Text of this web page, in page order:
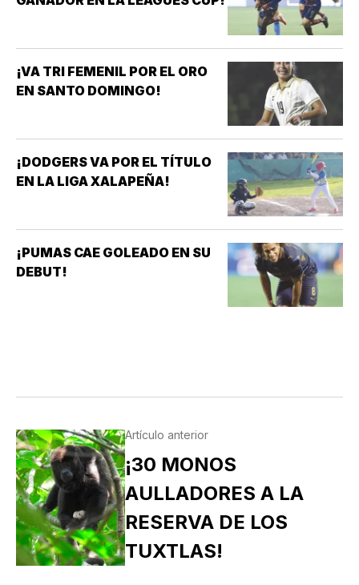
¡VA TRI FEMENIL POR EL ORO
EN SANTO DOMINGO!
¡DODGERS VA POR EL TÍTULO
EN LA LIGA XALAPEÑA!
¡PUMAS CAE GOLEADO EN SU
DEBUT!
Artículo anterior
¡30 MONOS
AULLADORES A LA
RESERVA DE LOS
TUXTLAS!